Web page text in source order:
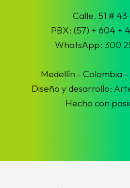
Calle. 51 # 43
PBX: (57) + 604 +
WhatsApp:300
Medellín - Colombia
Diseño y desarrollo:
Hecho con